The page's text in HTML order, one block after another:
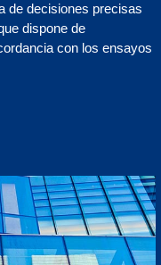
de decisiones precisas
dispone de
con los ensayos